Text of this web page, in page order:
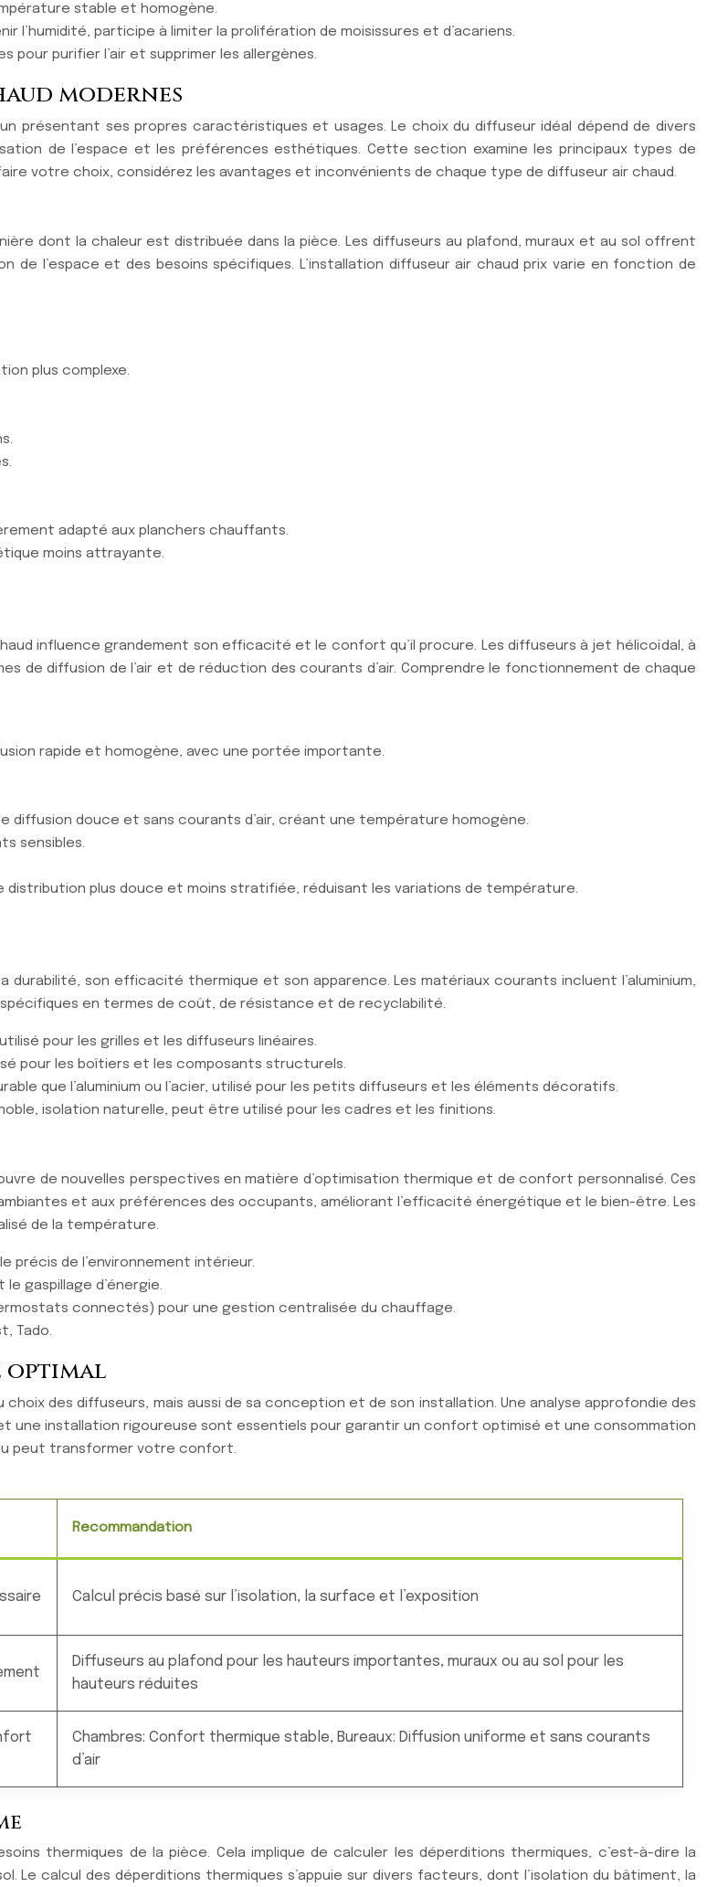
stable et homogène.
l’humidité, participe à limiter la prolifération de moisissures et d’acariens.
purifier l’air et supprimer les allergènes.
modernes
présentant ses propres caractéristiques et usages. Le choix du diffuseur idéal dépend de divers
de l’espace et les préférences esthétiques. Cette section examine les principaux types de
votre choix, considérez les avantages et inconvénients de chaque type de diffuseur air chaud.
dont la chaleur est distribuée dans la pièce. Les diffuseurs au plafond, muraux et au sol offrent
l’espace et des besoins spécifiques. L’installation diffuseur air chaud prix varie en fonction de
plus complexe.
adapté aux planchers chauffants.
moins attrayante.
influence grandement son efficacité et le confort qu’il procure. Les diffuseurs à jet hélicoïdal, à
de diffusion de l’air et de réduction des courants d’air. Comprendre le fonctionnement de chaque
rapide et homogène, avec une portée importante.
diffusion douce et sans courants d’air, créant une température homogène.
sensibles.
distribution plus douce et moins stratifiée, réduisant les variations de température.
durabilité, son efficacité thermique et son apparence. Les matériaux courants incluent l’aluminium,
en termes de coût, de résistance et de recyclabilité.
pour les grilles et les diffuseurs linéaires.
pour les boîtiers et les composants structurels.
que l’aluminium ou l’acier, utilisé pour les petits diffuseurs et les éléments décoratifs.
isolation naturelle, peut être utilisé pour les cadres et les finitions.
de nouvelles perspectives en matière d’optimisation thermique et de confort personnalisé. Ces
et aux préférences des occupants, améliorant l’efficacité énergétique et le bien-être. Les
de la température.
de l’environnement intérieur.
gaspillage d’énergie.
connectés) pour une gestion centralisée du chauffage.
Tado.
optimal
choix des diffuseurs, mais aussi de sa conception et de son installation. Une analyse approfondie des
une installation rigoureuse sont essentiels pour garantir un confort optimisé et une consommation
peut transformer votre confort.
Recommandation
Calcul précis basé sur l’isolation, la surface et l’exposition
Diffuseurs au plafond pour les hauteurs importantes, muraux ou au sol pour les
hauteurs réduites
Chambres: Confort thermique stable, Bureaux: Diffusion uniforme et sans courants
d’air
thermiques de la pièce. Cela implique de calculer les déperditions thermiques, c’est-à-dire la
calcul des déperditions thermiques s’appuie sur divers facteurs, dont l’isolation du bâtiment, la